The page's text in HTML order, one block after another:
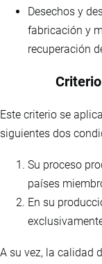
Desechos y
fabricación y
recuperación
Este criterio se
siguientes dos
Su proceso
países
En su
A su vez, la calidad